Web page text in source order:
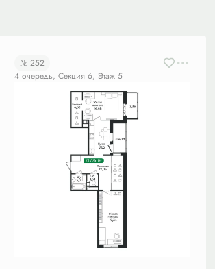
№ 252
4 очередь, Секция 6, Этаж 5